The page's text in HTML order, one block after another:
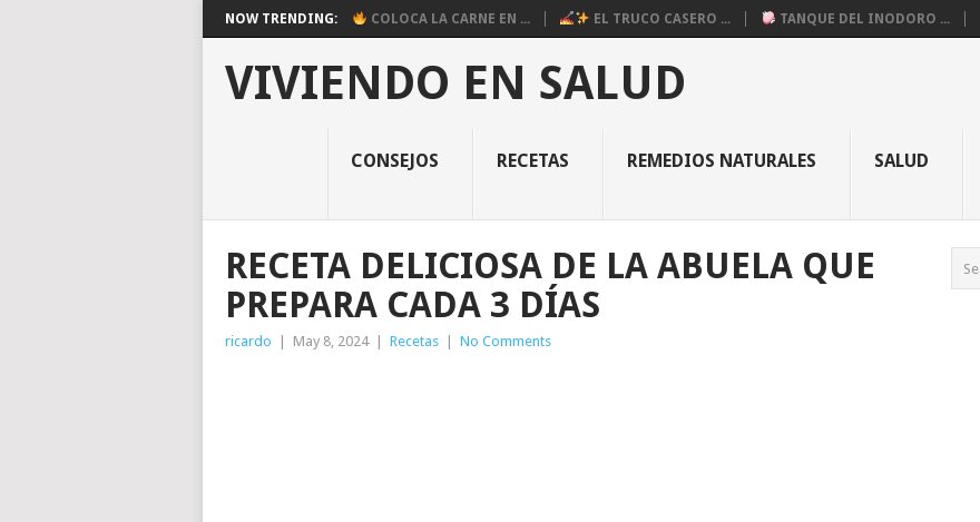
NOW TRENDING: COLOCA LA CARNE EN ... EL TRUCO CASERO ... TANQUE DEL INODORO ...
VIVIENDO EN SALUD
CONSEJOS RECETAS REMEDIOS NATURALES SALUD
RECETA DELICIOSA DE LA ABUELA QUE
PREPARA CADA 3 DÍAS
ricardo May 8, 2024 Recetas No Comments